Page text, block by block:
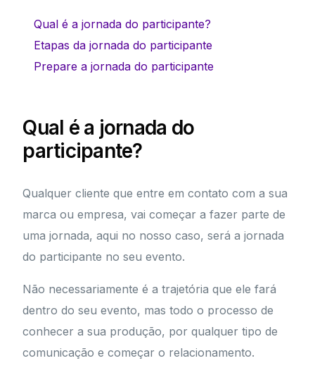
Qual é a jornada do participante?
Etapas da jornada do participante
Prepare a jornada do participante
Qual é a jornada do
participante?
Qualquer cliente que entre em contato com a sua
marca ou empresa, vai começar a fazer parte de
uma jornada, aqui no nosso caso, será a jornada
do participante no seu evento.
Não necessariamente é a trajetória que ele fará
dentro do seu evento, mas todo o processo de
conhecer a sua produção, por qualquer tipo de
comunicação e começar o relacionamento.